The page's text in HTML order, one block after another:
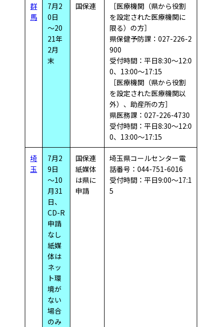
群
馬
7月2
0日
～20
21年
2月
末
国保連
［医療機関（県から役割
を設定された医療機関に
限る）の方］
県保健予防課：027-226-2
900
受付時間：平日8:30～12:0
0、13:00～17:15
［医療機関（県から役割
を設定された医療機関以
外）、助産所の方］
県医務課：027-226-4730
受付時間：平日8:30～12:0
0、13:00～17:15
埼
玉
7月2
9日
～10
月31
日、
CD-R
申請
なし
紙媒
体は
ネッ
ト環
境が
ない
場合
のみ
国保連
紙媒体
は県に
申請
埼玉県コールセンター電
話番号：044-751-6016
受付時間：平日9:00～17:1
5